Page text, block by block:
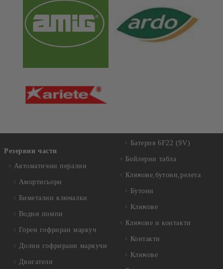
Резервни части
Автоматични перални
Амортисьори
Биметални ключалки
Водни помпи
Горен гофриран маркуч
Долни гофрирани маркучи
Двигатели
Батерия 6F22 (9V)
Бойлерни табла
Ключове,бутони,релета
Бутони
Ключове
Ключове и контакти
Контакти
Ключове